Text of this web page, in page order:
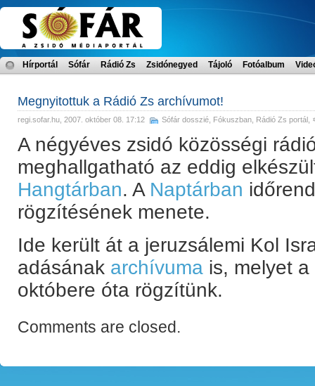
Hírportál Sófár Rádió Zs Zsidónegyed Tájoló Fotóalbum
Megnyitottuk a Rádió Zs archívumot!
regi.sofar.hu , 2007. október 08. 17:12 Sófár dosszié Fókuszban Rádió Zs portál ,
A négyéves zsidó közösségi
meghallgatható az eddig
Hangtárban. A Naptárban
rögzítésének menete.
Ide került át a jeruzsálemi Kol
adásának archívuma is, melyet
októbere óta rögzítünk.
Comments are closed.